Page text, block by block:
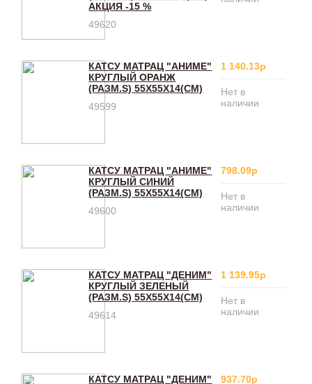
АКЦИЯ -15 %
49620
КАТСУ МАТРАЦ "АНИМЕ"
КРУГЛЫЙ ОРАНЖ
(РАЗМ.S) 55Х55Х14(CM)
49599
1 140.13р
Нет в
наличии
КАТСУ МАТРАЦ "АНИМЕ"
КРУГЛЫЙ СИНИЙ
(РАЗМ.S) 55Х55Х14(CM)
49600
798.09р
Нет в
наличии
КАТСУ МАТРАЦ "ДЕНИМ"
КРУГЛЫЙ ЗЕЛЕНЫЙ
(РАЗМ.S) 55Х55Х14(CM)
49614
1 139.95р
Нет в
наличии
КАТСУ МАТРАЦ "ДЕНИМ"
937.70р